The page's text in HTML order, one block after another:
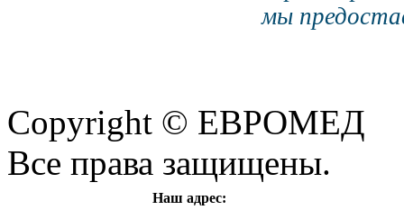
мы
Copyright © ЕВРОМЕД
Все права защищены.
Наш адрес: